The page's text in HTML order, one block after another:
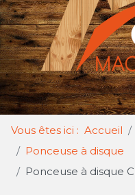
Vous êtes ici : Accueil
Ponceuse à disque
Ponceuse à disque